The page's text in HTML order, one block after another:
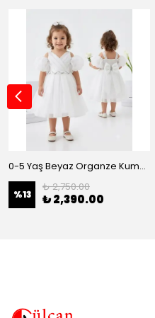
0-5 Yaş Beyaz Organze Kumaş Bel İnci Kemerli Midi Boy Arkası Lastikli Abiye
%13
₺ 2,750.00
₺ 2,390.00